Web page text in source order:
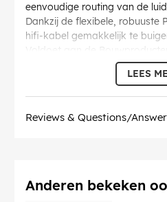
eenvoudige routing van de
Dankzij de flexibele, robuuste
hifi-kabel gemakkelijk te
Voldoet aan de
Eca-brandbeveiligingsklasse
Geleverd per meter, kan de
luidsprekerkabel zelf
Diameter kabelmantel (ca.):
Binnenader, materiaal: OFC
Type aansluiting: Open
LEES
Reviews & Questions/
Anderen bekeken